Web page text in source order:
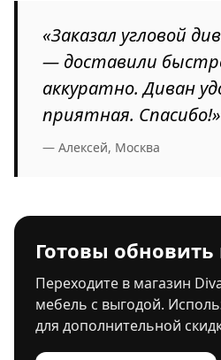
«Заказал угловой
— доставили
аккуратно. Диван
приятная. Спасибо!»
— Алексей, Москва
Готовы обновить
Переходите в магазин
мебель с выгодой.
для дополнительной